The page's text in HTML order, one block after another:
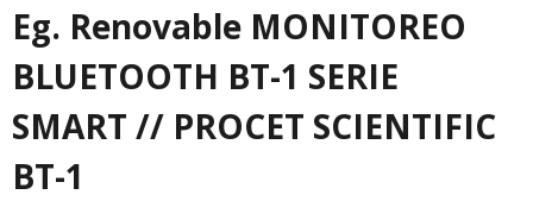
Eg. Renovable MONITOREO
BLUETOOTH BT-1 SERIE
SMART // PROCET SCIENTIFIC
BT-1